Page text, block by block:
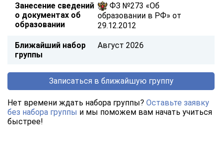
Занесение сведений
о документах об
образовании
ФЗ №273 «Об
образовании в РФ» от
29.12.2012
Ближайший набор
группы
Август 2026
Записаться в ближайшую группу
Нет времени ждать набора группы? Оставьте заявку
без набора группы и мы поможем вам начать учиться
быстрее!